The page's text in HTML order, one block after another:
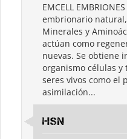
EMCELL
embrionario
Minerales y
actúan como
nuevas. Se obtiene
organismo células
seres vivos como el
asimilación...
HSN